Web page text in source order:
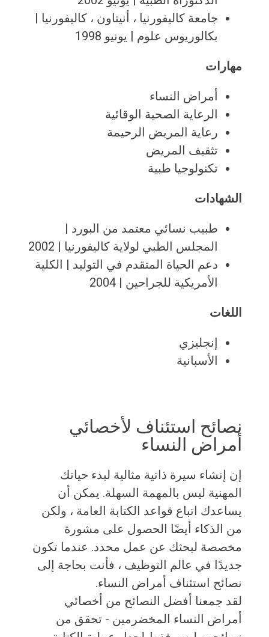
جامعة كاليفورنيا ، أنيتاون ، كاليفورنيا |
بكالوريوس علوم | يونيو 1998
مهارات
أمراض النساء
الرعاية الصحية الوقائية
رعاية المريض الرحيمة
تثقيف المريض
تكنولوجيا طبية
الشهادات
طبيب نسائي معتمد من البورد |
المجلس الطبي لولاية كاليفورنيا | 2002
دعم الحياة المتقدم في التوليد | الكلية
الأمريكية للجراحين | 2004
اللغات
إنجليزي
الأسبانية
نصائح استئناف لأخصائي
أمراض النساء
إن إنشاء سيرة ذاتية مثالية لبدء حياتك
المهنية ليس بالمهمة السهلة. يمكن أن
يساعدك اتباع قواعد الكتابة العامة ، ولكن
من الذكاء أيضًا الحصول على مشورة
مخصصة لبحثك عن عمل محدد. عندما تكون
جديدًا في عالم التوظيف ، فأنت بحاجة إلى
نصائح استئناف أمراض النساء.
لقد جمعنا أفضل النصائح من أخصائي
أمراض النساء المخضرمين - تحقق من